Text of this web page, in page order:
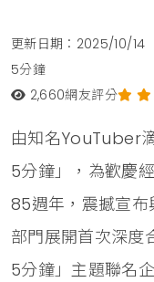
更新日期：2025/10/14
5分鐘
2,660網友評分
由知名YouTuber
5分鐘」，為歡慶
85週年，震撼宣
部門展開首次深度
5分鐘」主題聯名